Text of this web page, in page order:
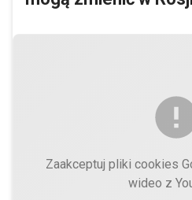
Zaakceptuj pliki cookies
wideo z